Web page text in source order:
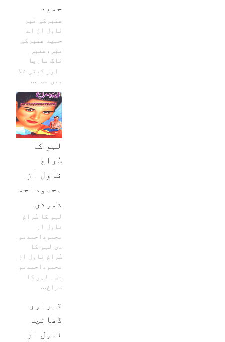
حمید
عنبرکی قبر
ناول از اے
حمید عنبرکی
قبر،عنبر
ناگ ماریا
اور کیٹی خلا
میں حصہ…
لہو کا
سُراغ
ناول از
محموداحم
دمودی
لہو کا سُراغ
ناول از
محموداحمدمو
دی لہو کا
سُراغ ناول از
محموداحمدمو
دی۔ لہو کا
سراغ…
قبراور
ڈھانچہ
ناول از